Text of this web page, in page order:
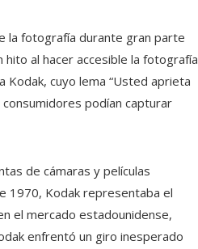
la fotografía durante gran parte
hito al hacer accesible la fotografía
Kodak, cuyo lema “Usted aprieta
podían capturar
de cámaras y películas
1970, Kodak representaba el
el mercado estadounidense,
enfrentó un giro inesperado